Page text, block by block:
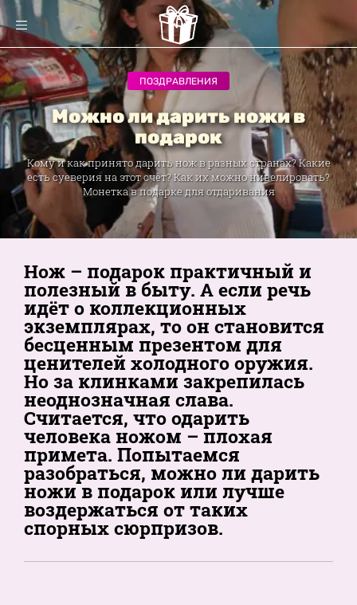
ПОЗДРАВЛЕНИЯ
Можно ли дарить ножи в
подарок
Кому и как принято дарить нож в разных странах? Какие
есть суеверия на этот счёт? Как их можно нивелировать?
Монетка в подарке для отдаривания
Нож – подарок практичный и
полезный в быту. А если речь
идёт о коллекционных
экземплярах, то он становится
бесценным презентом для
ценителей холодного оружия.
Но за клинками закрепилась
неоднозначная слава.
Считается, что одарить
человека ножом – плохая
примета. Попытаемся
разобраться, можно ли дарить
ножи в подарок или лучше
воздержаться от таких
спорных сюрпризов.